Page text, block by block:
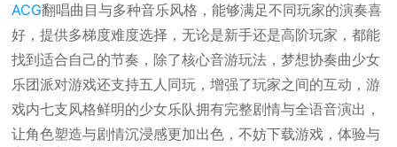
ACG翻唱曲目与多种音乐风格，能够满足不同玩家的演奏喜
好，提供多梯度难度选择，无论是新手还是高阶玩家，都能
找到适合自己的节奏，除了核心音游玩法，梦想协奏曲少女
乐团派对游戏还支持五人同玩，增强了玩家之间的互动，游
戏内七支风格鲜明的少女乐队拥有完整剧情与全语音演出，
让角色塑造与剧情沉浸感更加出色，不妨下载游戏，体验与